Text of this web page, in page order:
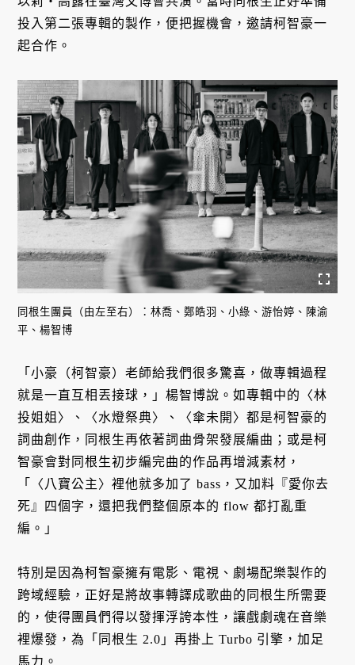
投入第二張專輯的製作，便把握機會，邀請柯智豪一
起合作。
同根生團員（由左至右）：林喬、鄭皓羽、小綠、游怡婷、陳渝
平、楊智博
「小豪（柯智豪）老師給我們很多驚喜，做專輯過程
就是一直互相丟接球，」楊智博說。如專輯中的〈林
投姐姐〉、〈水燈祭典〉、〈傘未開〉都是柯智豪的
詞曲創作，同根生再依著詞曲骨架發展編曲；或是柯
智豪會對同根生初步編完曲的作品再增減素材，
「〈八寶公主〉裡他就多加了 bass，又加料『愛你去
死』四個字，還把我們整個原本的 flow 都打亂重
編。」
特別是因為柯智豪擁有電影、電視、劇場配樂製作的
跨域經驗，正好是將故事轉譯成歌曲的同根生所需要
的，使得團員們得以發揮浮誇本性，讓戲劇魂在音樂
裡爆發，為「同根生 2.0」再掛上 Turbo 引擎，加足
馬力。